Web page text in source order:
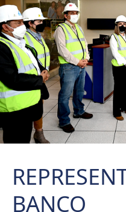
BANCO